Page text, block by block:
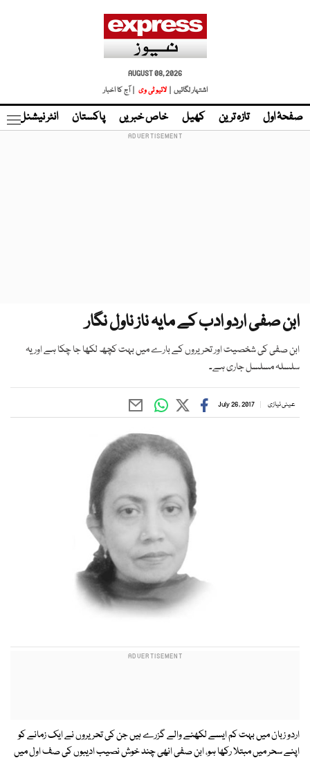
AUGUST 08, 2026
اشتہار لگائیں |
لائیو ٹی وی | آج کا اخبار
صفحۂ اول تازہ ترین کھیل خاص خبریں پاکستان انٹر نیشنل
ابن صفی اردو ادب کے مایہ ناز ناول نگار
ابن صفی کی شخصیت اور تحریروں کے بارے میں بہت کچھ لکھا جا چکا ہے اور یہ
سلسلہ مسلسل جاری ہے۔
عینی نیازی July 26, 2017
اردو زبان میں بہت کم ایسے لکھنے والے گزرے ہیں جن کی تحریروں نے ایک زمانے کو
اپنے سحر میں مبتلا رکھا ہو، ابن صفی انھی چند خوش نصیب ادیبوں کی صف اول میں